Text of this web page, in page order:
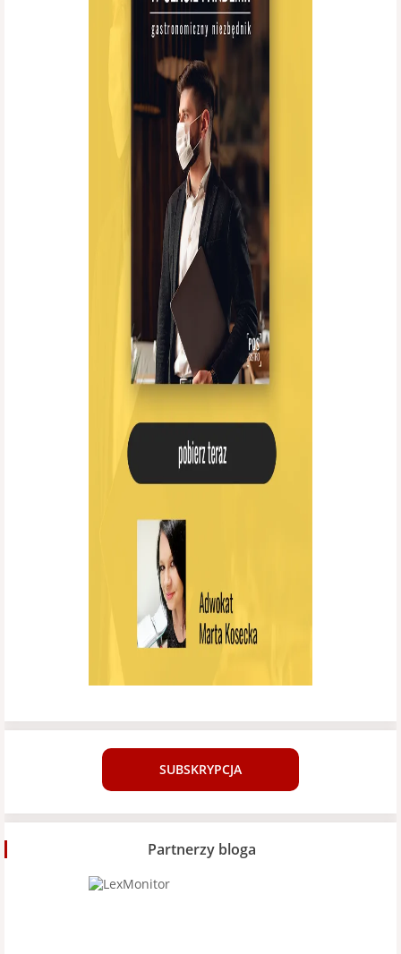
SUBSKRYPCJA
Partnerzy bloga